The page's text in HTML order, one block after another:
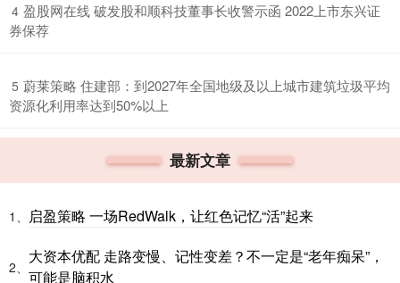
4 ​盈股网在线 破发股和顺科技董事长收警示函 2022上市东兴证
券保荐
5 ​蔚莱策略 住建部：到2027年全国地级及以上城市建筑垃圾平均
资源化利用率达到50%以上
最新文章
1、 启盈策略 一场RedWalk，让红色记忆“活”起来
2、
大资本优配 走路变慢、记性变差？不一定是“老年痴呆”，
可能是脑积水